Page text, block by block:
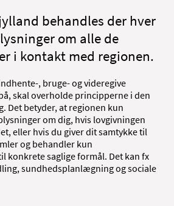
behandles der hver
om alle de
i kontakt med regionen.
, bruge- og videregive
skal overholde principperne i den
Det betyder, at regionen kun
om dig, hvis lovgivningen
eller hvis du giver dit samtykke til
og behandler kun
konkrete saglige formål. Det kan fx
sundhedsplanlægning og sociale